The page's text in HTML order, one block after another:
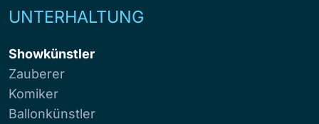
UNTERHALTUNG
Showkünstler
Zauberer
Komiker
Ballonkünstler